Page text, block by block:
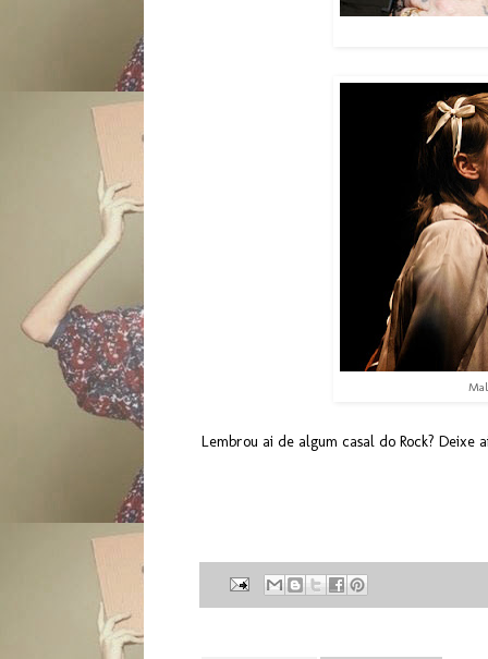
Lembrou ai de algum casal do Rock? Deixe